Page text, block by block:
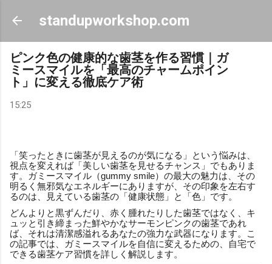
スキップしてメイン コンテンツに移動
standupworkshop.com
ピンク色の健康的な歯茎を作る習慣｜ガ
ミースマイルを「最高のチャームポイン
ト」に変える徹底ケア術
15:25
「笑ったときに歯茎が見えるのが気になる」という悩みは、
視点を変えれば「美しい歯茎を見せるチャンス」でもありま
す。ガミースマイル（gummy smile）の最大の魅力は、その
明るく無邪気なエネルギーにありますが、その印象を左右す
るのは、見えている歯茎の「健康状態」と「色」です。
どんよりと黒ずんだり、赤く腫れたりした歯茎ではなく、キ
ュッと引き締まった鮮やかなサーモンピンクの歯茎であれ
ば、それは清潔感溢れるあなたの強力な武器になります。こ
の記事では、ガミースマイルを自信に変えるための、自宅で
できる歯茎ケア習慣を詳しく解説します。